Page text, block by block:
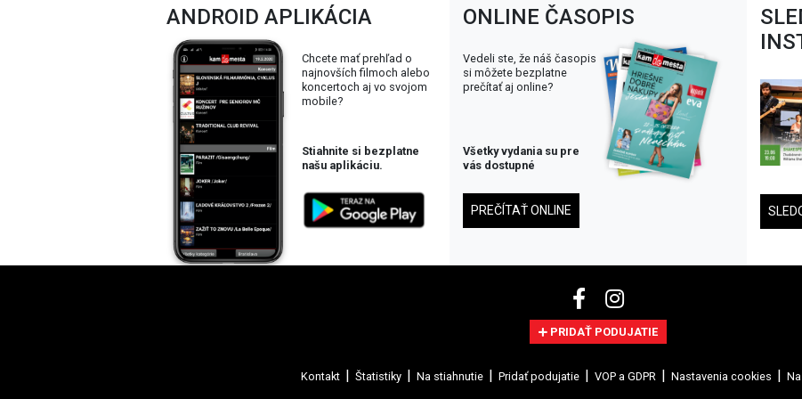
ANDROID APLIKÁCIA
Chcete mať prehľad o
najnovších filmoch alebo
koncertoch aj vo svojom
mobile?
Stiahnite si bezplatne
našu aplikáciu.
ONLINE ČASOPIS
Vedeli ste, že náš časopis
si môžete bezplatne
prečítať aj online?
Všetky vydania su pre
vás dostupné
PREČÍTAŤ ONLINE
PRIDAŤ PODUJATIE
Kontakt Štatistiky Na stiahnutie Pridať podujatie VOP a GDPR Nastavenia cookies